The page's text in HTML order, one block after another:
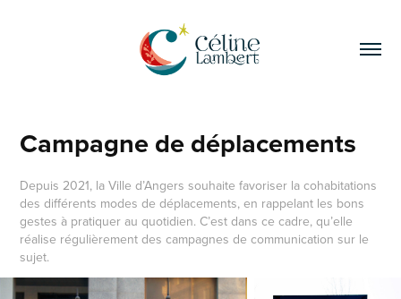
Campagne de déplacements
Depuis 2021, la Ville d’Angers souhaite favoriser la cohabitations
des différents modes de déplacements, en rappelant les bons
gestes à pratiquer au quotidien. C’est dans ce cadre, qu’elle
réalise régulièrement des campagnes de communication sur le
sujet.